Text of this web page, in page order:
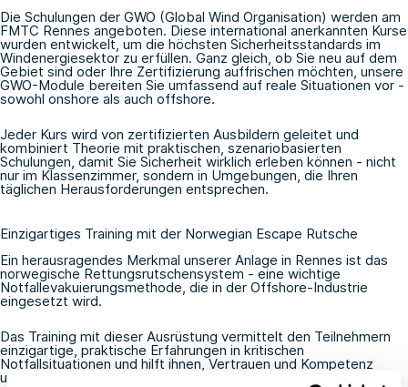
Die Schulungen der GWO (Global Wind Organisation) werden am
FMTC Rennes angeboten. Diese international anerkannten Kurse
wurden entwickelt, um die höchsten Sicherheitsstandards im
Windenergiesektor zu erfüllen. Ganz gleich, ob Sie neu auf dem
Gebiet sind oder Ihre Zertifizierung auffrischen möchten, unsere
GWO-Module bereiten Sie umfassend auf reale Situationen vor -
sowohl onshore als auch offshore.
Jeder Kurs wird von zertifizierten Ausbildern geleitet und
kombiniert Theorie mit praktischen, szenariobasierten
Schulungen, damit Sie Sicherheit wirklich erleben können - nicht
nur im Klassenzimmer, sondern in Umgebungen, die Ihren
täglichen Herausforderungen entsprechen.
Einzigartiges Training mit der Norwegian Escape Rutsche
Ein herausragendes Merkmal unserer Anlage in Rennes ist das
norwegische Rettungsrutschensystem - eine wichtige
Notfallevakuierungsmethode, die in der Offshore-Industrie
eingesetzt wird.
Das Training mit dieser Ausrüstung vermittelt den Teilnehmern
einzigartige, praktische Erfahrungen in kritischen
Notfallsituationen und hilft ihnen, Vertrauen und Kompetenz
unter Druck aufzubauen.